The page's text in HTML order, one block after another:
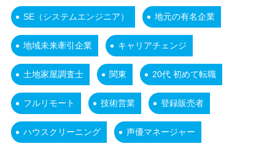
SE（システムエンジニア） 地元の有名企業
地域未来牽引企業 キャリアチェンジ
土地家屋調査士 関東 20代 初めて転職
フルリモート 技術営業 登録販売者
ハウスクリーニング 声優マネージャー